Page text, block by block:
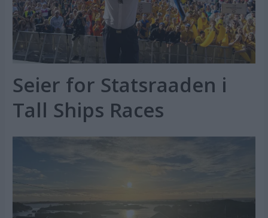
Seier for Statsraaden i
Tall Ships Races